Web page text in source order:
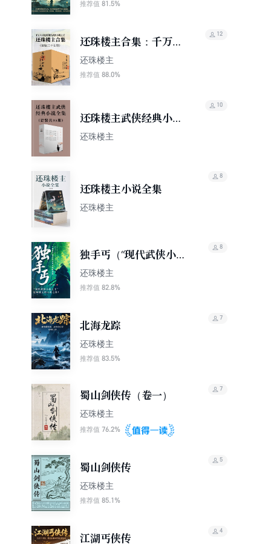
推荐值 81.5%
还珠楼主合集：千万人
读过的现代武侠小说之
王（套装三十七册）
还珠楼主
推荐值 88.0%
12
还珠楼主武侠经典小说
全集（套装共93册）
还珠楼主
10
还珠楼主小说全集
还珠楼主
8
独手丐（“现代武侠小说
之王”还珠楼主的入世之
作！一部被低估的现实
还珠楼主
推荐值 82.8%
8
北海龙踪
还珠楼主
推荐值 83.5%
7
蜀山剑侠传（卷一）
还珠楼主
推荐值 76.2%
7
蜀山剑侠传
还珠楼主
推荐值 85.1%
5
江湖丐侠传
4